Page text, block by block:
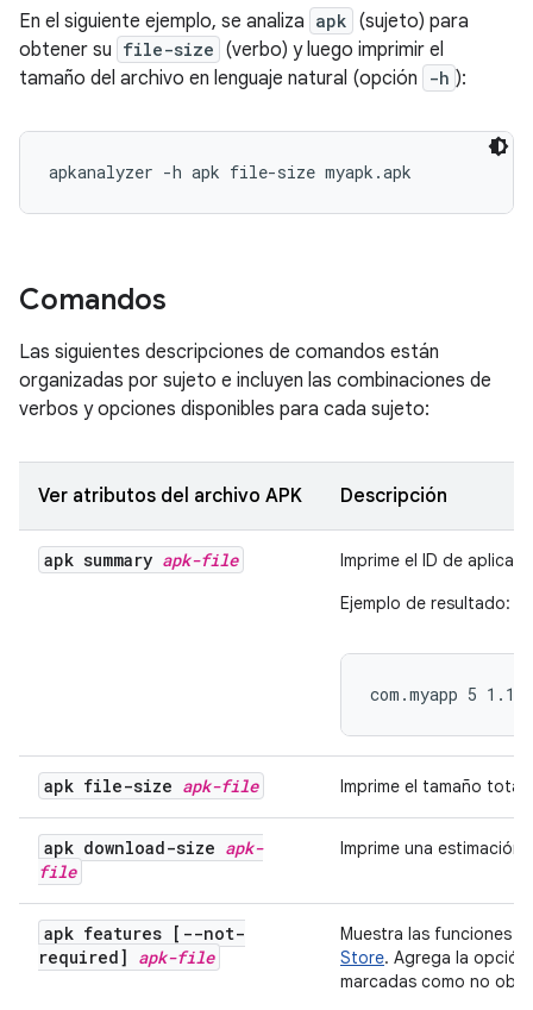
En el siguiente ejemplo, se analiza apk (sujeto) para
obtener su file-size (verbo) y luego imprimir el
tamaño del archivo en lenguaje natural (opción
-h ):
apkanalyzer -h apk file-size myapk.apk
Comandos
Las siguientes descripciones de comandos están
organizadas por sujeto e incluyen las combinaciones de
verbos y opciones disponibles para cada sujeto:
Ver atributos del archivo APK Descripción
apk summary apk-file
Imprime el ID de
Ejemplo de resultado:
com.myapp 5 1.1-
apk file-size apk-file Imprime el tamaño total
apk download-size apk-
file
Imprime una estimación
apk features [--not-
required] apk-file
Muestra las funciones
Store. Agrega la opción
marcadas como no